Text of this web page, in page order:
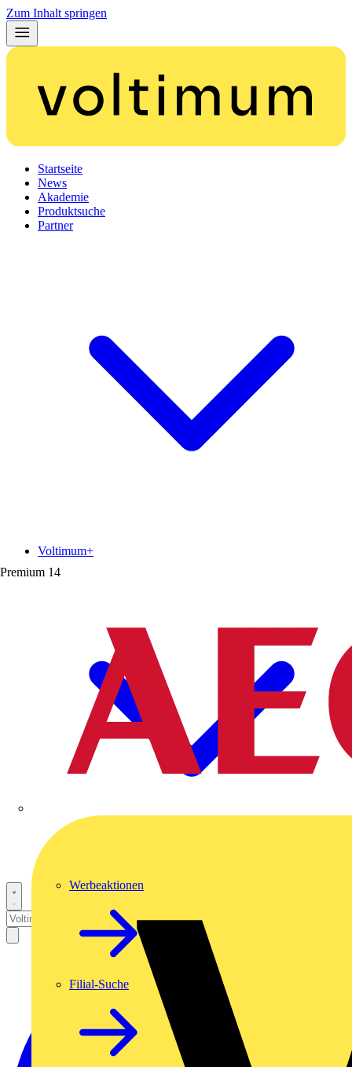
Zum Inhalt springen
Startseite
News
Akademie
Produktsuche
Partner
Premium 14
Voltimum+
Werbeaktionen
Filial-Suche